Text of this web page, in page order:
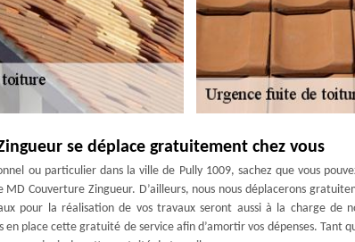
se déplace gratuitement chez vous
ou particulier dans la ville de Pully 1009, sachez que vous
Couverture Zingueur. D’ailleurs, nous nous déplacerons
pour la réalisation de vos travaux seront aussi à la charge de
en place cette gratuité de service afin d’amortir vos dépenses. Tant